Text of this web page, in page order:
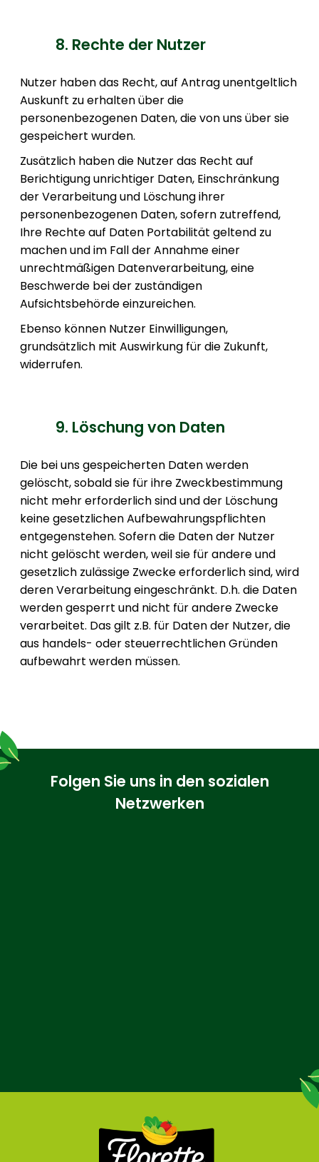
8. Rechte der Nutzer
Nutzer haben das Recht, auf Antrag unentgeltlich
Auskunft zu erhalten über die
personenbezogenen Daten, die von uns über sie
gespeichert wurden.
Zusätzlich haben die Nutzer das Recht auf
Berichtigung unrichtiger Daten, Einschränkung
der Verarbeitung und Löschung ihrer
personenbezogenen Daten, sofern zutreffend,
Ihre Rechte auf Daten Portabilität geltend zu
machen und im Fall der Annahme einer
unrechtmäßigen Datenverarbeitung, eine
Beschwerde bei der zuständigen
Aufsichtsbehörde einzureichen.
Ebenso können Nutzer Einwilligungen,
grundsätzlich mit Auswirkung für die Zukunft,
widerrufen.
9. Löschung von Daten
Die bei uns gespeicherten Daten werden
gelöscht, sobald sie für ihre Zweckbestimmung
nicht mehr erforderlich sind und der Löschung
keine gesetzlichen Aufbewahrungspflichten
entgegenstehen. Sofern die Daten der Nutzer
nicht gelöscht werden, weil sie für andere und
gesetzlich zulässige Zwecke erforderlich sind, wird
deren Verarbeitung eingeschränkt. D.h. die Daten
werden gesperrt und nicht für andere Zwecke
verarbeitet. Das gilt z.B. für Daten der Nutzer, die
aus handels- oder steuerrechtlichen Gründen
aufbewahrt werden müssen.
Folgen Sie uns in den sozialen
Netzwerken